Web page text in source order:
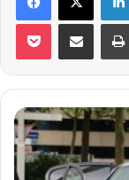
Pocket Deel via E-mail Print
Tram
komt
in
botsing